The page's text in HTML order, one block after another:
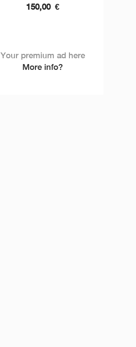
150,00 €
Your premium ad here
More info?